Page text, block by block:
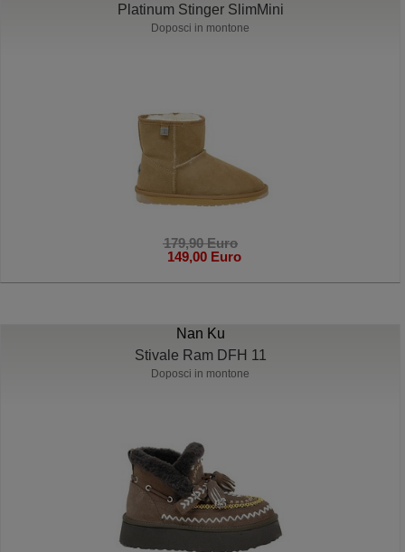
Platinum Stinger SlimMini
Doposci in montone
179,90 Euro
149,00 Euro
Nan Ku
Stivale Ram DFH 11
Doposci in montone